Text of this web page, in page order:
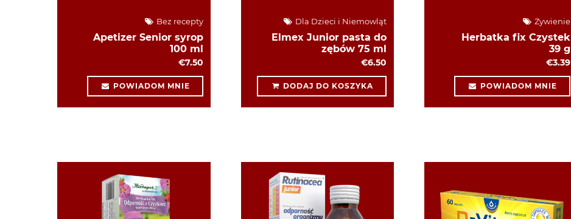
Bez recepty
Apetizer Senior syrop
100 ml
€7.50
POWIADOM MNIE
Dla Dzieci i Niemowląt
Elmex Junior pasta do
zębów 75 ml
€6.50
DODAJ DO KOSZYKA
Żywienie
Herbatka fix Czystek
39 g
€3.39
POWIADOM MNIE